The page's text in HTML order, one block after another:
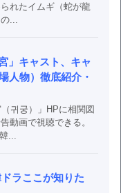
れたイムギ（蛇が龍
...
」キャスト、キャ
人物）徹底紹介・
귀궁）」HPに相関図
動画で視聴できる。
...
ラここが知りた